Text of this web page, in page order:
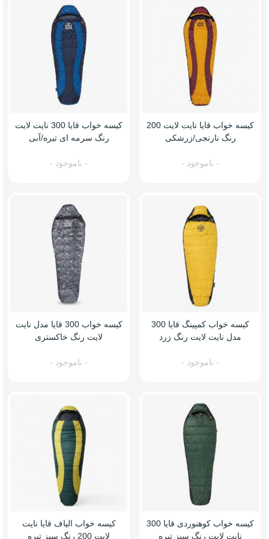
کیسه خواب قایا نایت لایت 200
رنگ نارنجی/زرشکی
- ناموجود -
کیسه خواب قایا 300 نایت لایت
رنگ سرمه ای تیره/آبی
- ناموجود -
کیسه خواب کمپینگ قایا 300
مدل نایت لایت رنگ زرد
- ناموجود -
کیسه خواب 300 قایا مدل نایت
لایت رنگ خاکستری
- ناموجود -
کیسه خواب کوهنوردی قایا 300
نایت لایت رنگ سبز تیره
کیسه خواب الیاف قایا نایت
لایت 200 رنگ سبز تیره